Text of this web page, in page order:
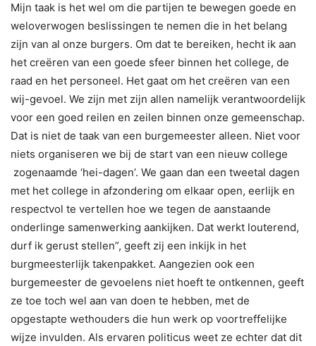
Mijn taak is het wel om die partijen te bewegen goede en
weloverwogen beslissingen te nemen die in het belang
zijn van al onze burgers. Om dat te bereiken, hecht ik aan
het creëren van een goede sfeer binnen het college, de
raad en het personeel. Het gaat om het creëren van een
wij-gevoel. We zijn met zijn allen namelijk verantwoordelijk
voor een goed reilen en zeilen binnen onze gemeenschap.
Dat is niet de taak van een burgemeester alleen. Niet voor
niets organiseren we bij de start van een nieuw college
zogenaamde ‘hei-dagen’. We gaan dan een tweetal dagen
met het college in afzondering om elkaar open, eerlijk en
respectvol te vertellen hoe we tegen de aanstaande
onderlinge samenwerking aankijken. Dat werkt louterend,
durf ik gerust stellen”, geeft zij een inkijk in het
burgmeesterlijk takenpakket. Aangezien ook een
burgemeester de gevoelens niet hoeft te ontkennen, geeft
ze toe toch wel aan van doen te hebben, met de
opgestapte wethouders die hun werk op voortreffelijke
wijze invulden. Als ervaren politicus weet ze echter dat dit